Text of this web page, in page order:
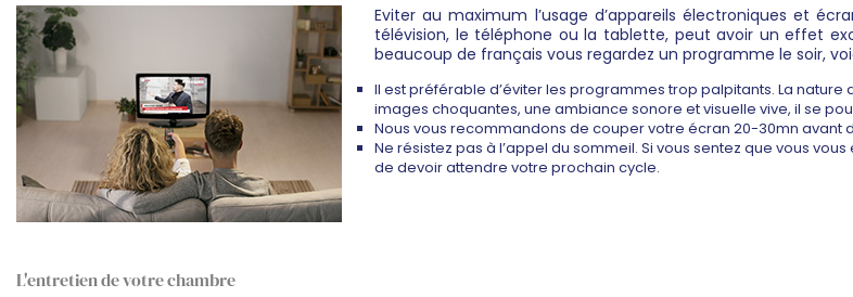
Eviter au maximum l’usage d’appareils électroniques et
télévision, le téléphone ou la tablette, peut avoir un effet
beaucoup de français vous regardez un programme le soir,
Il est préférable d’éviter les programmes trop palpitants. La
images choquantes, une ambiance sonore et visuelle vive, il se
Nous vous recommandons de couper votre écran 20-30mn avant
Ne résistez pas à l’appel du sommeil. Si vous sentez que vous
de devoir attendre votre prochain cycle.
L'entretien de votre chambre